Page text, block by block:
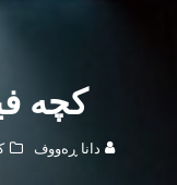
کچه‌
دانا ڕه‌ووف